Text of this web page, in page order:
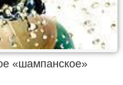
«шампанское»